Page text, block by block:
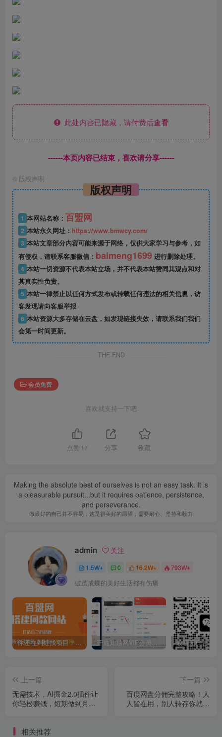
此处内容已隐藏，请付费后查看
------本页内容已结束，喜欢请分享------
© 版权声明
版权声明
1 本网站名称： 百盟网
2 本站永久网址： https://www.bmwcy.com/
3 本站文章部分内容可能来源于网络，仅供大家学习与参考，如
有侵权，请联系客服微信： baimeng1699 进行删除处理。
4 本站一切资源不代表本站立场，并不代表本站赞同其观点和对
其真实性负责。
5 本站一律禁止以任何方式发布或转载任何违法的相关信息，访
客发现请向客服举报
6 本站资源大多存储在云盘，如发现链接失效，请联系我们我们
会第一时间更新。
THE END
会员免费
喜欢就支持一下吧
点赞 17 分享 收藏
Making the absolute best of ourselves is not an easy task. It is
a pleasurable pursuit...but it requires patience, persistence,
and perseverance.
做最好的自己并不容易，这是很美好的愿望，需要耐心、坚持和毅力
admin 关注
1.5W+ 0 16.2W+ 793W+
破茧成蝶的美好生活都有伤痛
你还在到处找项目？还在当韭菜？我靠卖项目一个月收入5万+，曾经我也是个失败者。 开通知越网VIP会员，尊享全站资源免费下载，享70%的推广提成！！【限时五折优惠】
上一篇
无需技术，AI掘金2.0插件让
你轻松赚钱，短期做到月入3
下一篇
百度网盘分佣完整攻略！人
人皆在用，别人转存你就有
相关推荐